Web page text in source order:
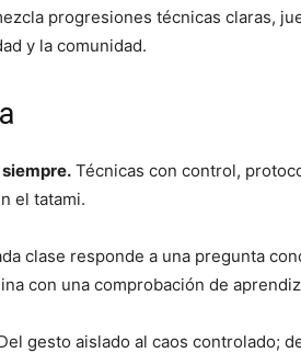
progresiones técnicas claras,
y la comunidad.
Técnicas con control,
el tatami.
clase responde a una pregunta
con una comprobación de
gesto aislado al caos controlado;